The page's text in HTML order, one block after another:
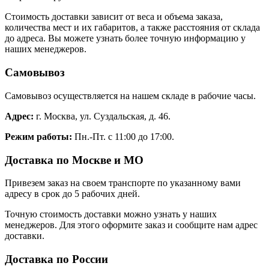
Стоимость доставки зависит от веса и объема заказа,
количества мест и их габаритов, а также расстояния от склада
до адреса. Вы можете узнать более точную информацию у
наших менеджеров.
Самовывоз
Самовывоз осуществляется на нашем складе в рабочие часы.
Адрес: г. Москва, ул. Суздальская, д. 46.
Режим работы: Пн.-Пт. с 11:00 до 17:00.
Доставка по Москве и МО
Привезем заказ на своем транспорте по указанному вами
адресу в срок до 5 рабочих дней.
Точную стоимость доставки можно узнать у наших
менеджеров. Для этого оформите заказ и сообщите нам адрес
доставки.
Доставка по России